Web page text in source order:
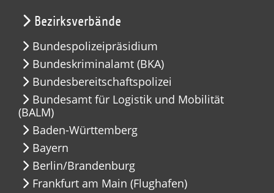
Bezirksverbände
Bundespolizeipräsidium
Bundeskriminalamt (BKA)
Bundesbereitschaftspolizei
Bundesamt für Logistik und Mobilität
(BALM)
Baden-Württemberg
Bayern
Berlin/Brandenburg
Frankfurt am Main (Flughafen)